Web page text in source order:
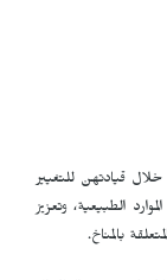
قيادتهن للتغيير
الطبيعية، وتعزيز
بالمناخ.